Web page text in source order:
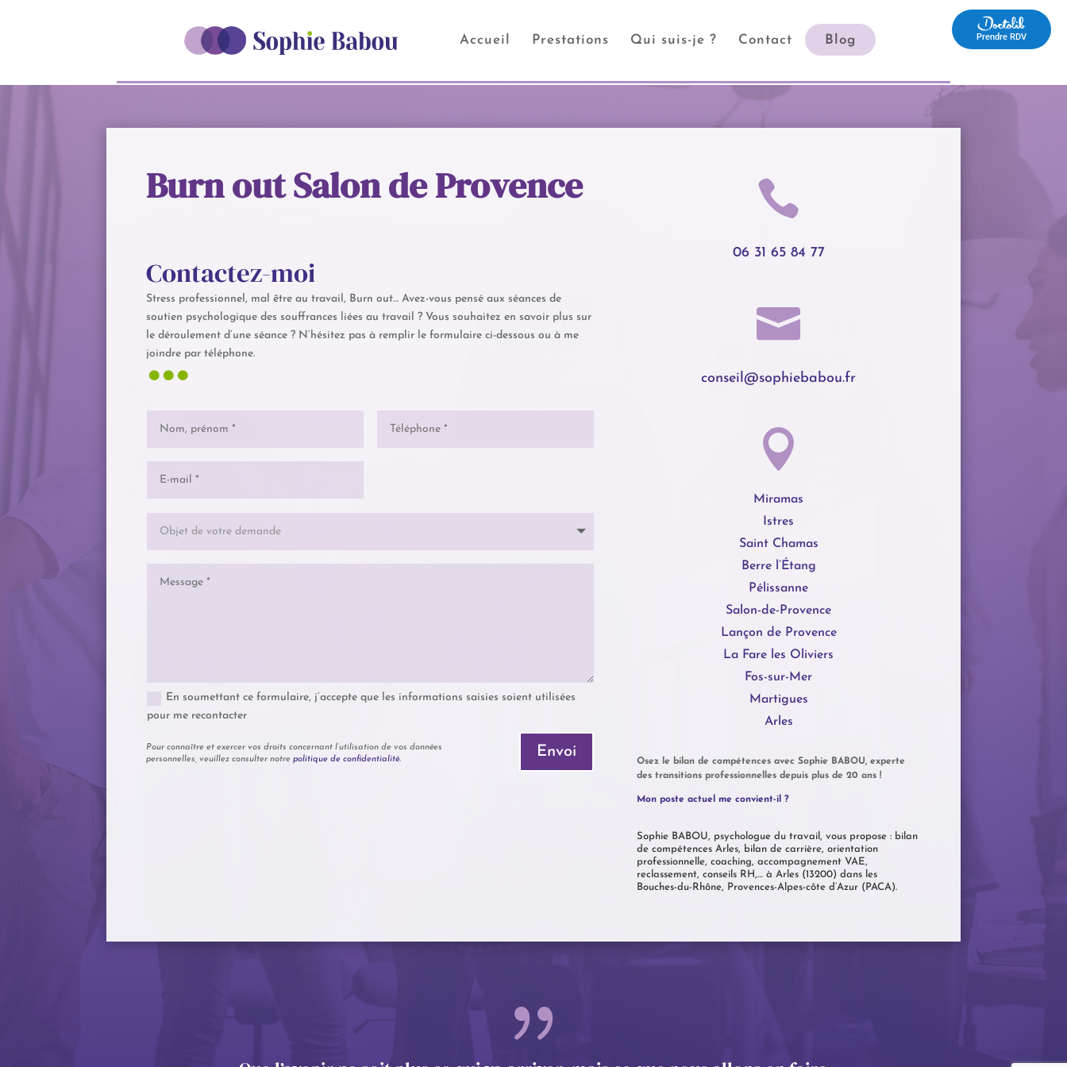
Accueil Prestations Qui suis-je ? Contact Blog Prendre RDV
Burn out Salon de Provence
Contactez-moi
Stress professionnel, mal être au travail, Burn out… Avez-vous pensé aux séances de
soutien psychologique des souffrances liées au travail ? Vous souhaitez en savoir plus sur
le déroulement d’une séance ? N’hésitez pas à remplir le formulaire ci-dessous ou à me
joindre par téléphone.
…
En soumettant ce formulaire, j’accepte que les informations saisies soient utilisées
pour me recontacter
Envoi
Pour connaître et exercer vos droits concernant l’utilisation de vos données
personnelles, veuillez consulter notre politique de confidentialité.

06 31 65 84 77

conseil@sophiebabou.fr

Miramas
Istres
Saint Chamas
Berre l’Étang
Pélissanne
Salon-de-Provence
Lançon de Provence
La Fare les Oliviers
Fos-sur-Mer
Martigues
Arles
Osez le bilan de compétences avec Sophie BABOU, experte
des transitions professionnelles depuis plus de 20 ans !
Mon poste actuel me convient-il ?
Sophie BABOU, psychologue du travail, vous propose : bilan
de compétences Arles, bilan de carrière, orientation
professionnelle, coaching, accompagnement VAE,
reclassement, conseils RH,… à Arles (13200) dans les
Bouches-du-Rhône, Provences-Alpes-côte d’Azur (PACA).
{